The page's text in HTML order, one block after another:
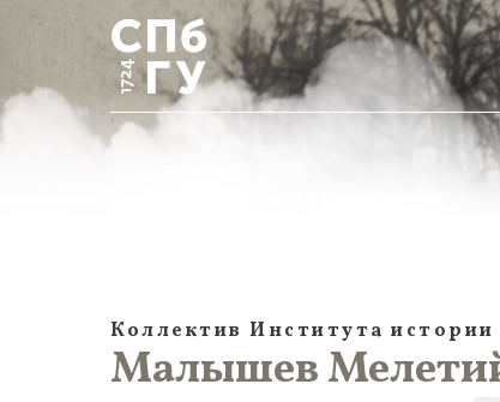
Коллектив Института истории
Малышев Мелетий